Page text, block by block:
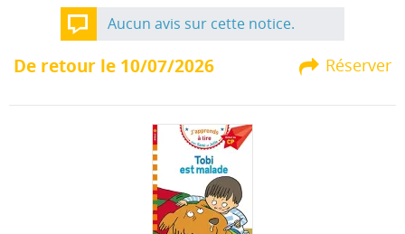
Aucun avis sur cette notice.
Réserver
De retour le 10/07/2026